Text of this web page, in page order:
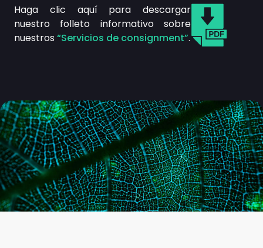
Haga clic aquí para descargar
nuestro folleto informativo sobre
nuestros “Servicios de consignment”.